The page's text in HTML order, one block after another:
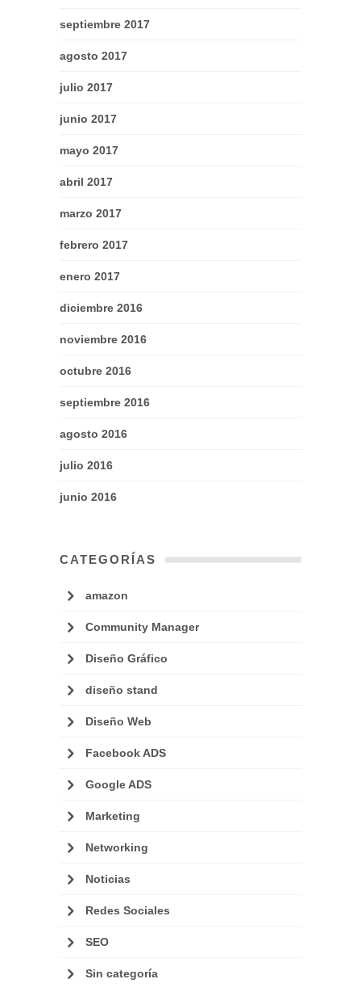
septiembre 2017
agosto 2017
julio 2017
junio 2017
mayo 2017
abril 2017
marzo 2017
febrero 2017
enero 2017
diciembre 2016
noviembre 2016
octubre 2016
septiembre 2016
agosto 2016
julio 2016
junio 2016
CATEGORÍAS
amazon
Community Manager
Diseño Gráfico
diseño stand
Diseño Web
Facebook ADS
Google ADS
Marketing
Networking
Noticias
Redes Sociales
SEO
Sin categoría